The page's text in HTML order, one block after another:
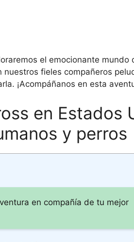
el emocionante mundo
fieles compañeros
¡Acompáñanos en esta
en Estados
y perros
en compañía de tu mejor